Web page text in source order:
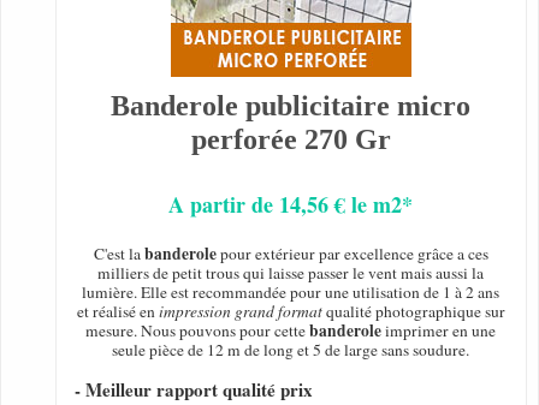
Banderole publicitaire micro
perforée 270 Gr
A partir de 14,56 € le m2*
C'est labanderolepour extérieur par excellence grâce a ces
milliers de petit trous qui laisse passer le vent mais aussi la
lumière. Elle est recommandée pour une utilisation de 1 à 2 ans
et réalisé enimpression grand formatqualité photographique sur
mesure. Nous pouvons pour cettebanderoleimprimer en une
seule pièce de 12 m de long et 5 de large sans soudure.
- Meilleur rapport qualité prix